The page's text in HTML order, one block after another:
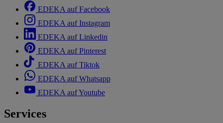
EDEKA auf Facebook
EDEKA auf Instagram
EDEKA auf Linkedin
EDEKA auf Pinterest
EDEKA auf Tiktok
EDEKA auf Whatsapp
EDEKA auf Youtube
Services